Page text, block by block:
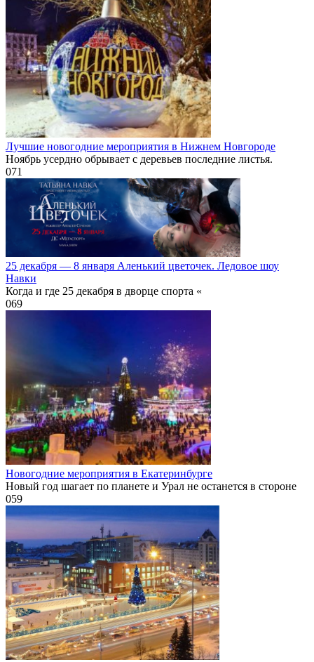
Лучшие новогодние мероприятия в Нижнем Новгороде
Ноябрь усердно обрывает с деревьев последние листья.
071
25 декабря — 8 января Аленький цветочек. Ледовое шоу
Навки
Когда и где 25 декабря в дворце спорта «
069
Новогодние мероприятия в Екатеринбурге
Новый год шагает по планете и Урал не останется в стороне
059